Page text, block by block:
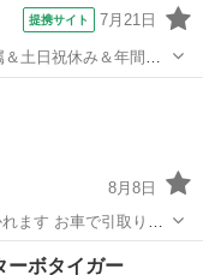
提携サイト 7月21日
土日祝休み＆年間休
OK＆無料駐車場あり
大宮市》 人気の
8月8日
ます お車で引取り可
ボタイガー